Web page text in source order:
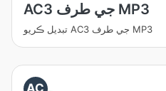
AC3 جي طرف MP3
تبديل ڪريو AC3 جي طرف MP3
AC